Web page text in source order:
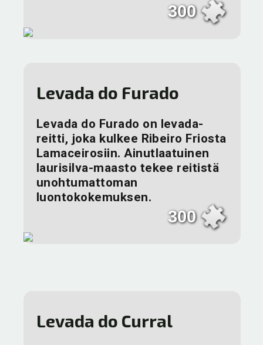
300
Levada do Furado
Levada do Furado on levada-
reitti, joka kulkee Ribeiro Friosta
Lamaceirosiin. Ainutlaatuinen
laurisilva-maasto tekee reitistä
unohtumattoman
luontokokemuksen.
300
Levada do Curral